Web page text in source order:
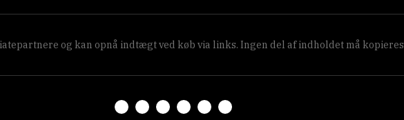
og kan opnå indtægt ved køb via links. Ingen del af indholdet må